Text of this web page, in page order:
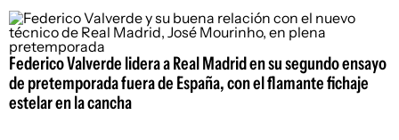
Federico Valverde lidera a Real Madrid en su segundo ensayo
de pretemporada fuera de España, con el flamante fichaje
estelar en la cancha